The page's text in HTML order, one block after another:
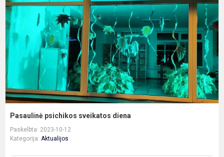
Pasaulinė psichikos sveikatos diena
Paskelbta: 2023-10-12
Kategorija: Aktualijos